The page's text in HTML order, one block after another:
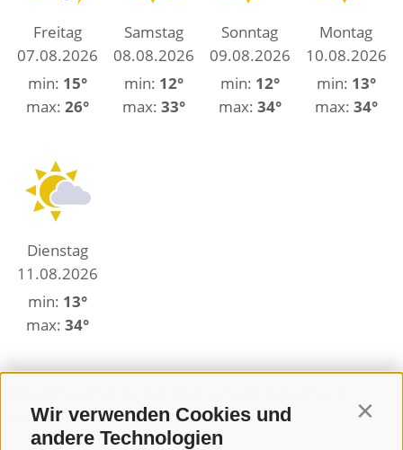
Wir verwenden Cookies und
andere Technologien
Freitag
07.08.2026
min: 15°
max: 26°
Samstag
08.08.2026
min: 12°
max: 33°
Sonntag
09.08.2026
min: 12°
max: 34°
Montag
10.08.2026
min: 13°
max: 34°
Dienstag
11.08.2026
min: 13°
max: 34°
Südtirol